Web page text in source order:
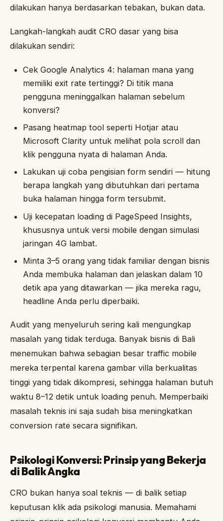
dilakukan hanya berdasarkan tebakan, bukan data.
Langkah-langkah audit CRO dasar yang bisa
dilakukan sendiri:
Cek Google Analytics 4: halaman mana yang
memiliki exit rate tertinggi? Di titik mana
pengguna meninggalkan halaman sebelum
konversi?
Pasang heatmap tool seperti Hotjar atau
Microsoft Clarity untuk melihat pola scroll dan
klik pengguna nyata di halaman Anda.
Lakukan uji coba pengisian form sendiri — hitung
berapa langkah yang dibutuhkan dari pertama
buka halaman hingga form tersubmit.
Uji kecepatan loading di PageSpeed Insights,
khususnya untuk versi mobile dengan simulasi
jaringan 4G lambat.
Minta 3–5 orang yang tidak familiar dengan bisnis
Anda membuka halaman dan jelaskan dalam 10
detik apa yang ditawarkan — jika mereka ragu,
headline Anda perlu diperbaiki.
Audit yang menyeluruh sering kali mengungkap
masalah yang tidak terduga. Banyak bisnis di Bali
menemukan bahwa sebagian besar traffic mobile
mereka terpental karena gambar villa berkualitas
tinggi yang tidak dikompresi, sehingga halaman butuh
waktu 8–12 detik untuk loading penuh. Memperbaiki
masalah teknis ini saja sudah bisa meningkatkan
conversion rate secara signifikan.
Psikologi Konversi: Prinsip yang Bekerja
di Balik Angka
CRO bukan hanya soal teknis — di balik setiap
keputusan klik ada psikologi manusia. Memahami